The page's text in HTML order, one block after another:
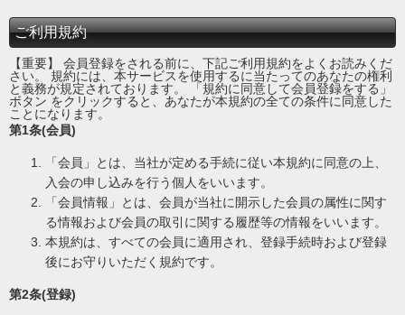
ご利用規約
【重要】 会員登録をされる前に、下記ご利用規約をよくお読みくだ
さい。 規約には、本サービスを使用するに当たってのあなたの権利
と義務が規定されております。 「規約に同意して会員登録をする」
ボタン をクリックすると、あなたが本規約の全ての条件に同意した
ことになります。
第1条(会員)
「会員」とは、当社が定める手続に従い本規約に同意の上、
入会の申し込みを行う個人をいいます。
「会員情報」とは、会員が当社に開示した会員の属性に関す
る情報および会員の取引に関する履歴等の情報をいいます。
本規約は、すべての会員に適用され、登録手続時および登録
後にお守りいただく規約です。
第2条(登録)